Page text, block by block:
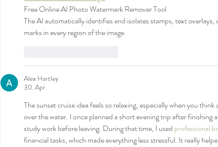
Free Online AI Photo Watermark Remover Tool
The AI automatically identifies and isolates stamps, text
marks in every region of the image.
Alex Hartley
30. Apr.
The sunset cruise idea feels so relaxing, especially when you
over the water. I once planned a short evening trip after finishing
study work before leaving. During that time, I used professional
financial tasks, which made everything less stressful. It really